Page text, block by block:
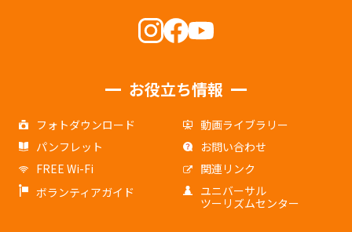
お役立ち情報
フォトダウンロード
動画ライブラリー
パンフレット
お問い合わせ
FREE Wi-Fi
関連リンク
ボランティアガイド
ユニバーサル
ツーリズムセンター